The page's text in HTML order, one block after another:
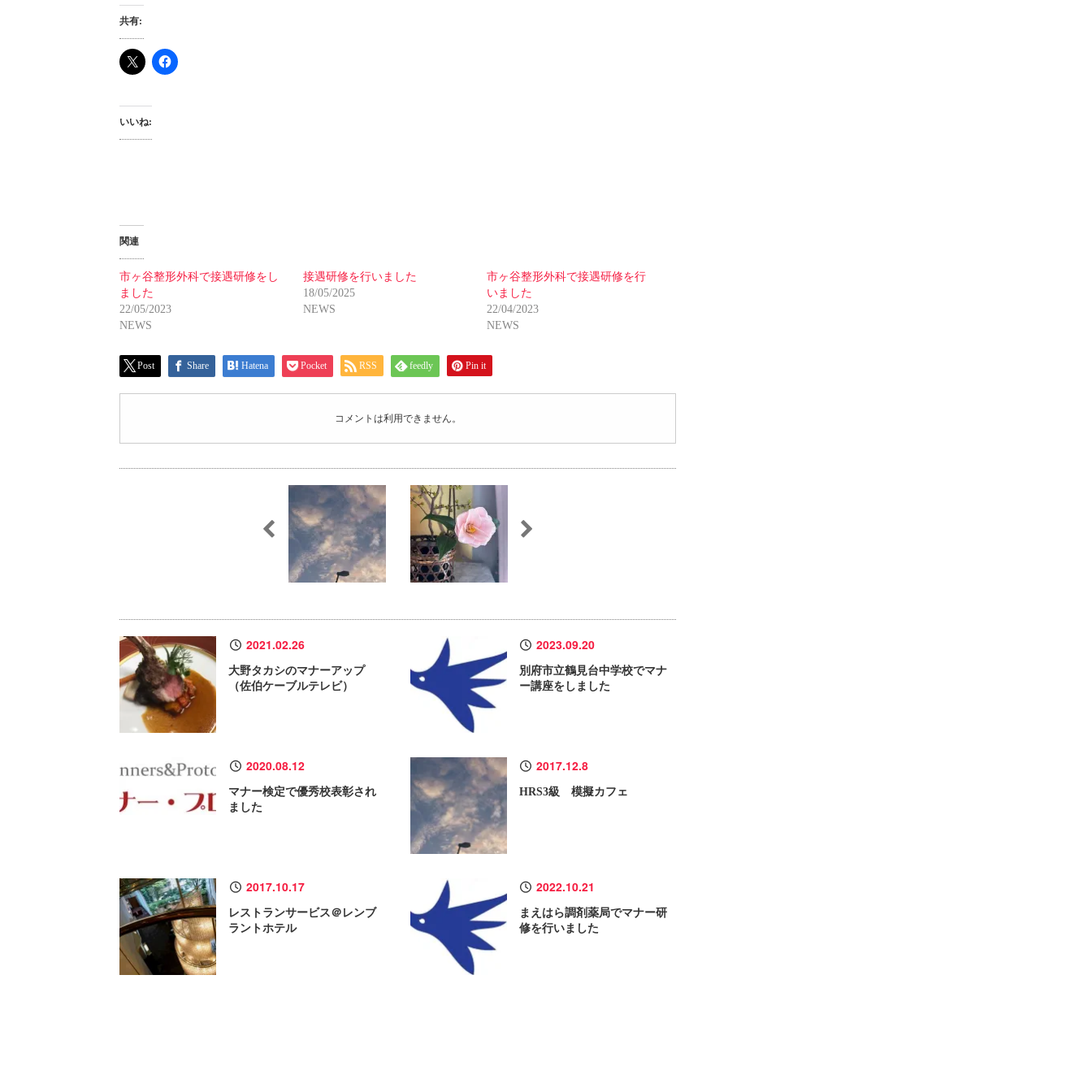
共有:
いいね:
関連
市ヶ谷整形外科で接遇研修をし
ました
22/05/2023
NEWS
接遇研修を行いました
18/05/2025
NEWS
市ヶ谷整形外科で接遇研修を行
いました
22/04/2023
NEWS
Post Share Hatena Pocket RSS feedly Pin it
コメントは利用できません。
2021.02.26
大野タカシのマナーアップ
（佐伯ケーブルテレビ）
2023.09.20
別府市立鶴見台中学校でマナ
ー講座をしました
2020.08.12
マナー検定で優秀校表彰され
ました
2017.12.8
HRS3級 模擬カフェ
2017.10.17
レストランサービス＠レンブ
ラントホテル
2022.10.21
まえはら調剤薬局でマナー研
修を行いました